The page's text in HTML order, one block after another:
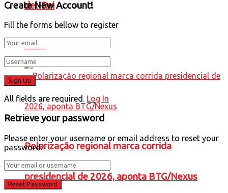
del-Rei
Brasil
Polarização regional marca corrida
presidencial de 2026, aponta BTG/Nexus
Create New Account!
Fill the forms bellow to register
All fields are required. Log In
Retrieve your password
Please enter your username or email address to reset your
password.